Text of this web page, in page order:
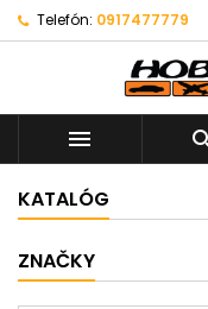
Telefón: 0917477779

KATALÓG
ZNAČKY